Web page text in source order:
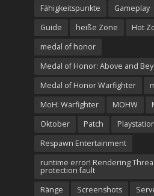
Fähigkeitspunkte
Gameplay
Guide
heiße Zone Hot
medal of honor
Medal of Honor: Above and
Medal of Honor Warfighter
MoH: Warfighter
MOHW
Oktober
Patch
Respawn Entertainment
runtime error! Rendering
protection fault
Ränge
Screenshots